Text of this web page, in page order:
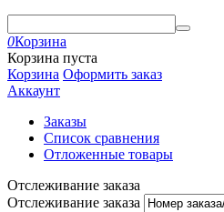
0Корзина
Корзина пуста
Корзина Оформить заказ
Аккаунт
Заказы
Список сравнения
Отложенные товары
Отслеживание заказа
Отслеживание заказа